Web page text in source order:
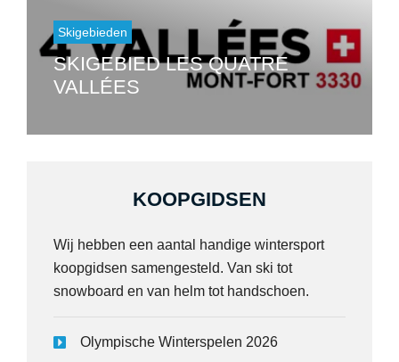
Skigebieden
SKIGEBIED LES QUATRE
VALLÉES
KOOPGIDSEN
Wij hebben een aantal handige wintersport
koopgidsen samengesteld. Van ski tot
snowboard en van helm tot handschoen.
Olympische Winterspelen 2026